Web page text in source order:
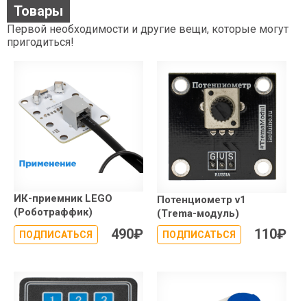
Товары
Первой необходимости и другие вещи, которые могут
пригодиться!
ИК-приемник LEGO
(Роботраффик)
ПОДПИСАТЬСЯ 490₽
Потенциометр v1
(Trema-модуль)
ПОДПИСАТЬСЯ 110₽